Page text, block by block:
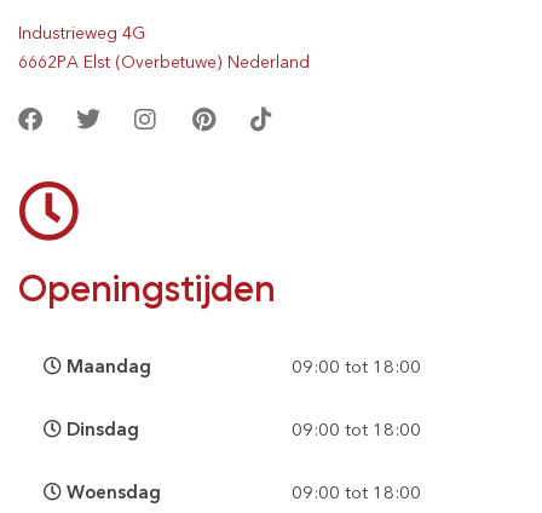
Industrieweg 4G
6662PA Elst (Overbetuwe) Nederland
Openingstijden
Maandag 09:00 tot 18:00
Dinsdag 09:00 tot 18:00
Woensdag 09:00 tot 18:00